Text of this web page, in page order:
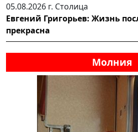
05.08.2026 г. Столица
Евгений Григорьев: Жизнь
прекрасна
Молния